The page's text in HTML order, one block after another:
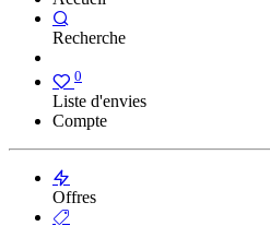
Recherche
0
Liste d'envies
Compte
Offres